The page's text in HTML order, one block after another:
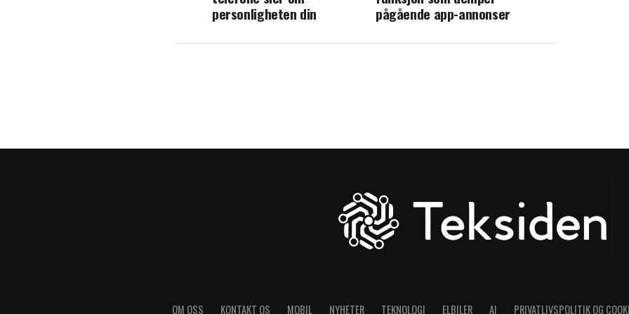
pågående app-annonser
personligheten din
OM OSS KONTAKT OS MOBIL NYHETER TEKNOLOGI ELBILER AI PRIVATLIVSPOLITIK OG